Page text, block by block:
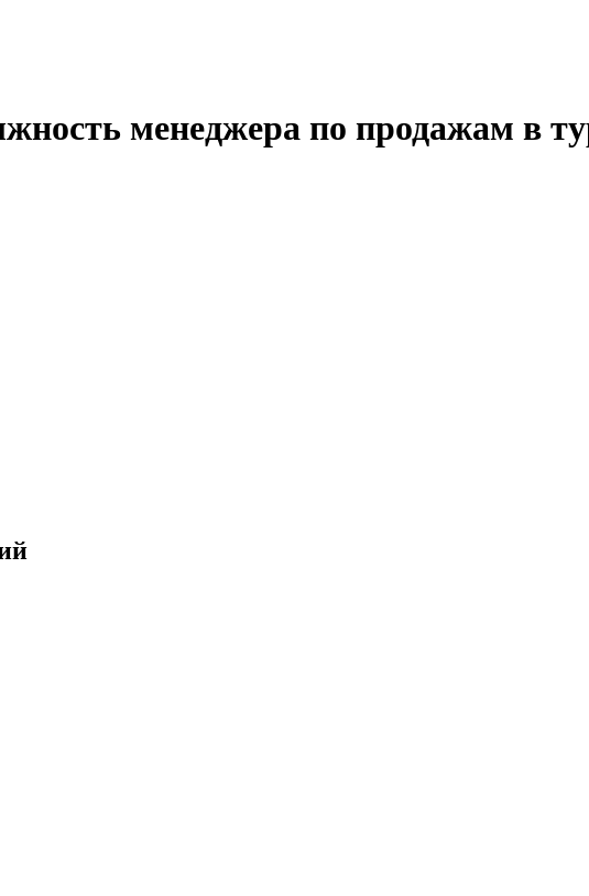
менеджера по продажам в